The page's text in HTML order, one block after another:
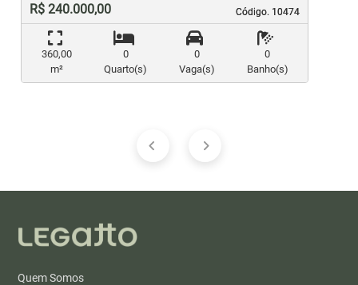
Código. 10474
Código. 10474
R$ 240.000,00
360,00
m²
0
Quarto(s)
0
Vaga(s)
0
Banho(s)
Quem Somos